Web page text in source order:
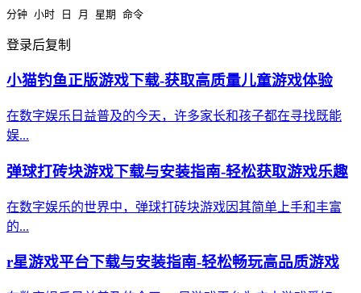
分钟 小时 日 月 星期 命令
登录后复制
小猫钓鱼正版游戏下载-获取高质量儿童游戏体验
在数字娱乐日益普及的今天，许多家长和孩子都在寻找既能
娱...
弹球打砖块游戏下载与安装指南-轻松获取游戏乐趣
在数字娱乐的世界中，弹球打砖块游戏因其简单上手和丰富
的...
r星游戏平台下载与安装指南-轻松畅玩高品质游戏